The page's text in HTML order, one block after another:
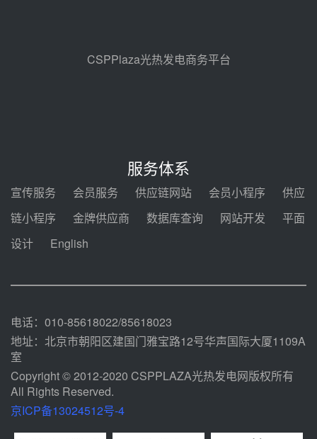
格局
昨天 08-05 09:11
锅中标格尔木项目蒸汽发生系统
甘肃建投安装公司赴京洽谈，深化
瓜州、博州光热项目战略合作
发！明确推动光热发电规模化发展
CSPPlaza光热发电商务平台
服务体系
宣传服务 会员服务 供应链网站 会员小程序
供应
链小程序
金牌供应商 数据库查询 网站开发
平面
设计
English
电话：010-85618022/85618023
地址：北京市朝阳区建国门雅宝路12号华声国际大厦1109A
室
Copyright © 2012-2020 CSPPLAZA光热发电网版权所有
All Rights Reserved.
京ICP备13024512号-4